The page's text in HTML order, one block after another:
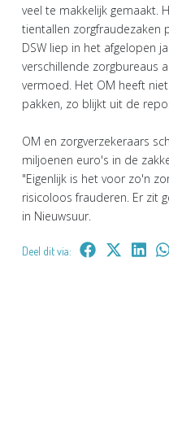
veel te makkelijk gemaakt.
tientallen zorgfraudezaken
DSW liep in het afgelopen
verschillende zorgbureaus
vermoed. Het OM heeft
pakken, zo blijkt uit de
OM en zorgverzekeraars
miljoenen euro's in de
"Eigenlijk is het voor zo'n
risicoloos frauderen. Er zit
in Nieuwsuur.
Deel dit via: